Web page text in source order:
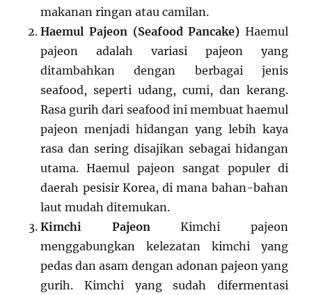
makanan ringan atau camilan.
Haemul Pajeon (Seafood Pancake) Haemul
pajeon adalah variasi pajeon yang
ditambahkan dengan berbagai jenis
seafood, seperti udang, cumi, dan kerang.
Rasa gurih dari seafood ini membuat haemul
pajeon menjadi hidangan yang lebih kaya
rasa dan sering disajikan sebagai hidangan
utama. Haemul pajeon sangat populer di
daerah pesisir Korea, di mana bahan-bahan
laut mudah ditemukan.
Kimchi Pajeon Kimchi pajeon
menggabungkan kelezatan kimchi yang
pedas dan asam dengan adonan pajeon yang
gurih. Kimchi yang sudah difermentasi